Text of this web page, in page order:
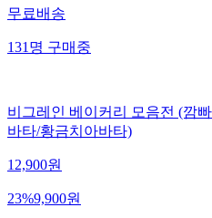
무료배송
131 명 구매중
비그레인 베이커리 모음전 (깜
바타/황금치아바타)
12,900원
23%9,900원